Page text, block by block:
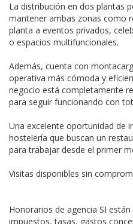
La distribución en dos plantas
mantener ambas zonas como
planta a eventos privados,
o espacios multifuncionales.
Además, cuenta con
operativa más cómoda y
negocio está completamente
para seguir funcionando con
Una excelente oportunidad de
hostelería que buscan un
para trabajar desde el primer
Visitas disponibles sin
Honorarios de agencia SI
impuestos, tasas, gastos